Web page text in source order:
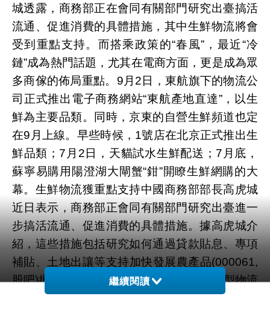
城透露，商務部正在會同有關部門研究出臺搞活
流通、促進消費的具體措施，其中生鮮物流將會
受到重點支持。而搭乘政策的“春風”，最近“冷
鏈”成為熱門話題，尤其在電商方面，更是成為眾
多商傢的佈局重點。9月2日，東航旗下的物流公
司正式推出電子商務網站“東航產地直達”，以生
鮮為主要品類。同時，京東的自營生鮮頻道也定
在9月上線。早些時候，1號店在北京正式推出生
鮮品類；7月2日，天貓試水生鮮配送；7月底，
蘇寧易購用陽澄湖大閘蟹“鉗”開瞭生鮮網購的大
幕。生鮮物流獲重點支持中國商務部部長高虎城
近日表示，商務部正會同有關部門研究出臺進一
步搞活流通、促進消費的具體措施。據高虎城介
紹，這些措施包括研究如何通過貸款貼息、專項
補貼、土地出讓等支持加快發展農產品(000061,
股吧)批發市場、農產品冷鏈物流設施、大型物流
配送中心等具有公益性質的流通設施。高虎城表
繼續閱讀